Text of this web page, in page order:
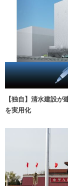
【独自】清水建設
を実用化